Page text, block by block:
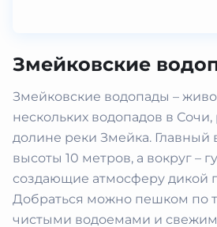
Змейковские
Змейковские водопады –
нескольких водопадов в
долине реки Змейка. Главный
высоты 10 метров, а вокруг –
создающие атмосферу дикой
Добраться можно пешком по
чистыми водоемами и свежим